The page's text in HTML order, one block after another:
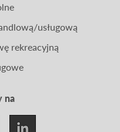
na
usługową
rekreacyjną